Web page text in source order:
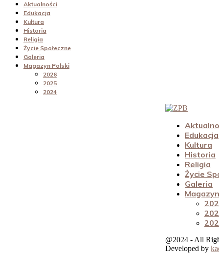
Aktualności
Edukacja
Kultura
Historia
Religia
Życie Społeczne
Galeria
Magazyn Polski
2026
2025
2024
Edukacja
Kultura
Historia
Religia
Życie
Galeria
@2024 - All
Developed by